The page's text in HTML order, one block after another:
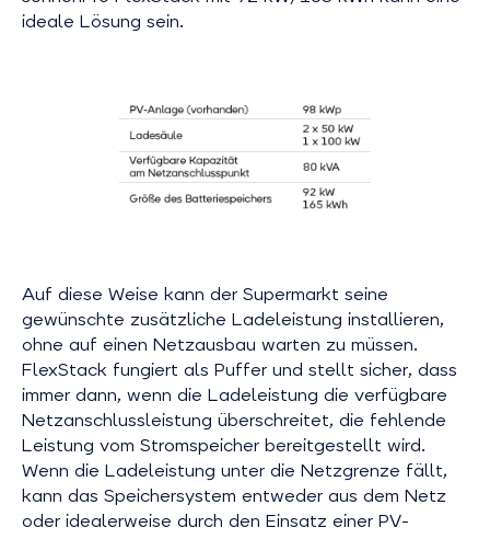
ideale Lösung sein.
Auf diese Weise kann der Supermarkt seine
gewünschte zusätzliche Ladeleistung installieren,
ohne auf einen Netzausbau warten zu müssen.
FlexStack fungiert als Puffer und stellt sicher, dass
immer dann, wenn die Ladeleistung die verfügbare
Netzanschlussleistung überschreitet, die fehlende
Leistung vom Stromspeicher bereitgestellt wird.
Wenn die Ladeleistung unter die Netzgrenze fällt,
kann das Speichersystem entweder aus dem Netz
oder idealerweise durch den Einsatz einer PV-